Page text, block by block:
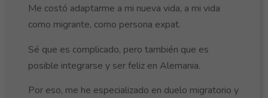
Me costó adaptarme a mi nueva vida, a mi vida
como migrante, como persona expat.
Sé que es complicado, pero también que es
posible integrarse y ser feliz en Alemania.
Por eso, me he especializado en duelo migratorio y